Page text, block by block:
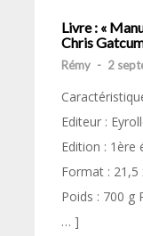
Livre : «
Chris
Rémy - 2
Editeur :
Edition : 1ère
Format : 21,5
Poids : 700 g
… ]